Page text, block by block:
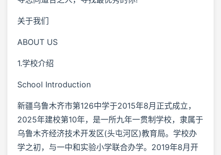
关于我们
ABOUT US
1.学校介绍
School Introduction
新疆乌鲁木齐市第126中学于2015年8月正式成立，
2025年建校第10年，是一所九年一贯制学校，隶属于
乌鲁木齐经济技术开发区(头屯河区)教育局。学校办
学之初，与一中和实验小学联合办学。2019年8月开